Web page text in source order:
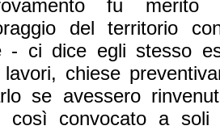
fu merito
del territorio
- ci dice egli stesso
lavori, chiese
se avessero
così convocato a